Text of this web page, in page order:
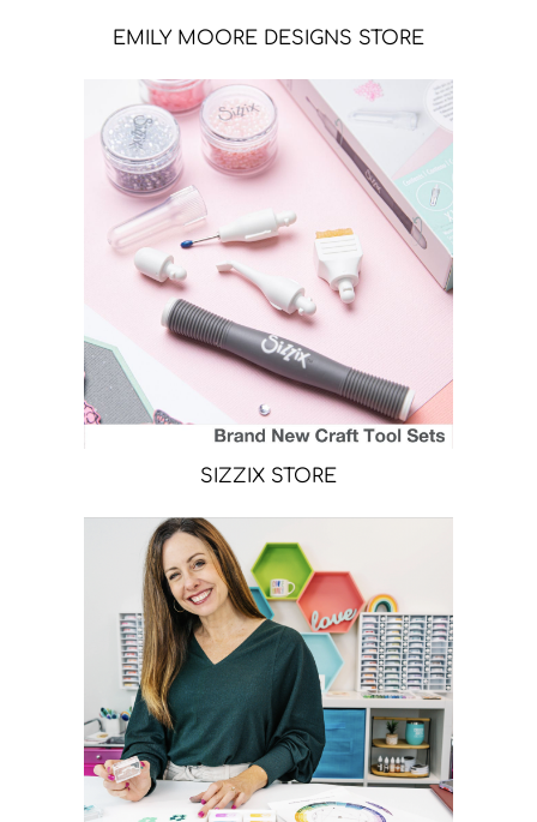
EMILY MOORE DESIGNS STORE
SIZZIX STORE